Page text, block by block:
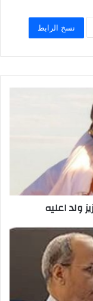
نسخ الرابط
ولد اعليه